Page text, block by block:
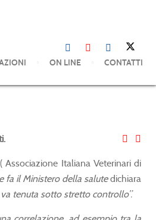
ON LINE CONTATTI
Italiana Veterinari di
fa il Ministero della salutedichiara
tenuta sotto stretto controllo”.